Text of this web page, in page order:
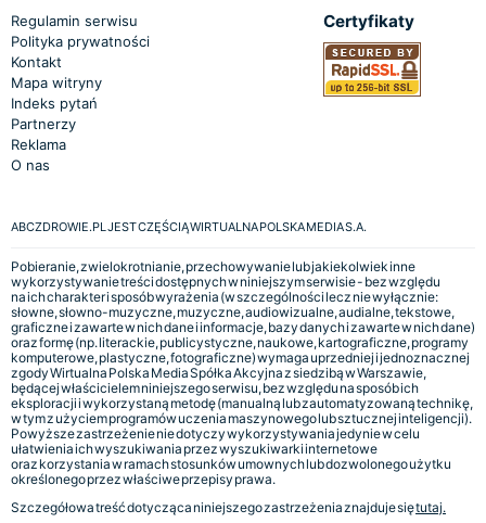
Regulamin serwisu
Polityka prywatności
Kontakt
Mapa witryny
Indeks pytań
Partnerzy
Reklama
O nas
Certyfikaty
ABCZDROWIE.PL JEST CZĘŚCIĄ WIRTUALNA POLSKA MEDIA S.A.
Pobieranie, zwielokrotnianie, przechowywanie lub jakiekolwiek inne
wykorzystywanie treści dostępnych w niniejszym serwisie - bez względu
na ich charakter i sposób wyrażenia (w szczególności lecz nie wyłącznie:
słowne, słowno-muzyczne, muzyczne, audiowizualne, audialne, tekstowe,
graficzne i zawarte w nich dane i informacje, bazy danych i zawarte w nich dane)
oraz formę (np. literackie, publicystyczne, naukowe, kartograficzne, programy
komputerowe, plastyczne, fotograficzne) wymaga uprzedniej i jednoznacznej
zgody Wirtualna Polska Media Spółka Akcyjna z siedzibą w Warszawie,
będącej właścicielem niniejszego serwisu, bez względu na sposób ich
eksploracji i wykorzystaną metodę (manualną lub zautomatyzowaną technikę,
w tym z użyciem programów uczenia maszynowego lub sztucznej inteligencji).
Powyższe zastrzeżenie nie dotyczy wykorzystywania jedynie w celu
ułatwienia ich wyszukiwania przez wyszukiwarki internetowe
oraz korzystania w ramach stosunków umownych lub dozwolonego użytku
określonego przez właściwe przepisy prawa.
Szczegółowa treść dotycząca niniejszego zastrzeżenia znajduje siętutaj.